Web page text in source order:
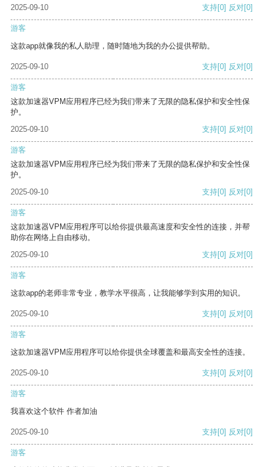
2025-09-10 支持[0] 反对[0]
游客
这款app就像我的私人助理，随时随地为我的办公提供帮助。
2025-09-10 支持[0] 反对[0]
游客
这款加速器VPM应用程序已经为我们带来了无限的隐私保护和安全性保
护。
2025-09-10
支持[0] 反对[0]
游客
这款加速器VPM应用程序已经为我们带来了无限的隐私保护和安全性保
护。
2025-09-10
支持[0] 反对[0]
游客
这款加速器VPM应用程序可以给你提供最高速度和安全性的连接，并帮
助你在网络上自由移动。
2025-09-10
支持[0] 反对[0]
游客
这款app的老师非常专业，教学水平很高，让我能够学到实用的知识。
2025-09-10 支持[0] 反对[0]
游客
这款加速器VPM应用程序可以给你提供全球覆盖和最高安全性的连接。
2025-09-10 支持[0] 反对[0]
游客
我喜欢这个软件 作者加油
2025-09-10 支持[0] 反对[0]
游客